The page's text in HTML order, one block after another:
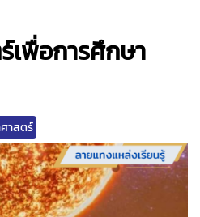
เพื่อการศึกษา
าสตร์